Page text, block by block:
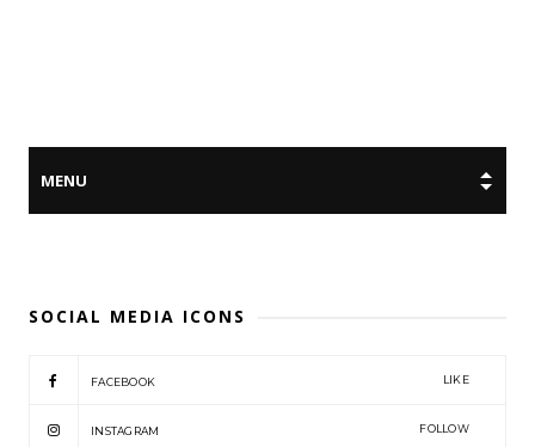
SOCIAL MEDIA ICONS
FACEBOOK LIKE
INSTAGRAM FOLLOW